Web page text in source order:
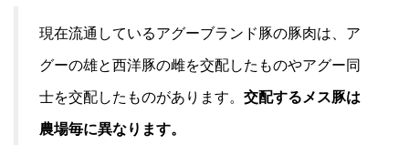
現在流通しているアグーブランド豚の豚肉は、ア
グーの雄と西洋豚の雌を交配したものやアグー同
士を交配したものがあります。 交配するメス豚は
農場毎に異なります。